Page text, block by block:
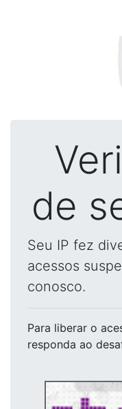
de
Seu IP fez
acessos
conosco.
Para liberar o
responda ao